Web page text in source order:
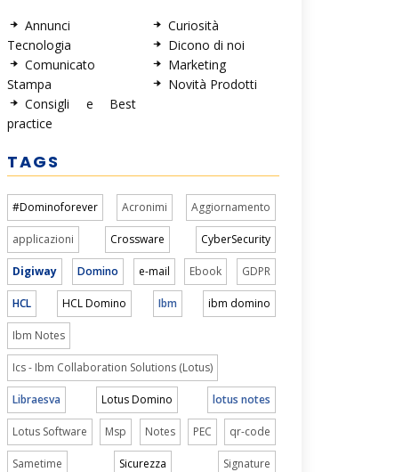
Annunci
Tecnologia
Comunicato
Stampa
Consigli e Best
practice
Curiosità
Dicono di noi
Marketing
Novità Prodotti
TAGS
#Dominoforever Acronimi Aggiornamento
applicazioni Crossware CyberSecurity
Digiway Domino e-mail Ebook GDPR
HCL HCL Domino Ibm ibm domino
Ibm Notes
Ics - Ibm Collaboration Solutions (Lotus)
Libraesva Lotus Domino lotus notes
Lotus Software Msp Notes PEC qr-code
Sametime Sicurezza Signature